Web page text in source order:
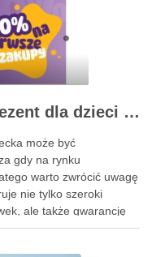
Pomysły na idealny prezent dla dzieci z BSKToys
może być
gdy na rynku
warto zwrócić uwagę
nie tylko szeroki
ale także gwarancję
rodzic pragnie, aby jego